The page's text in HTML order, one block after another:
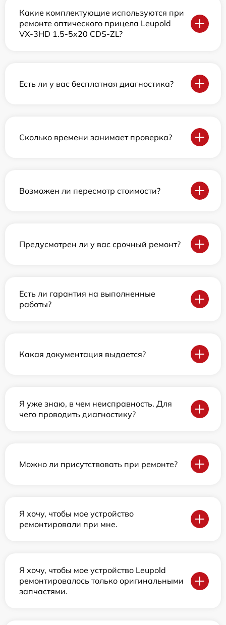
Какие комплектующие используются при
ремонте оптического прицела Leupold
VX-3HD 1.5-5x20 CDS-ZL?
Есть ли у вас бесплатная диагностика?
Сколько времени занимает проверка?
Возможен ли пересмотр стоимости?
Предусмотрен ли у вас срочный ремонт?
Есть ли гарантия на выполненные
работы?
Какая документация выдается?
Я уже знаю, в чем неисправность. Для
чего проводить диагностику?
Можно ли присутствовать при ремонте?
Я хочу, чтобы мое устройство
ремонтировали при мне.
Я хочу, чтобы мое устройство Leupold
ремонтировалось только оригинальными
запчастями.